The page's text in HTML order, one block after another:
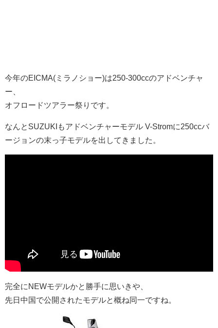
今年のEICMA(ミラノショー)は250-300ccのアドベンチャ
ー、
オフロードツアラー祭りです。
なんとSUZUKIもアドベンチャーモデル V-Stromに250ccバ
ージョンの末っ子モデルを出してきました。
完全にNEWモデルかと勝手に思いきや、
先日中国で公開されたモデルと概ね同一ですね。